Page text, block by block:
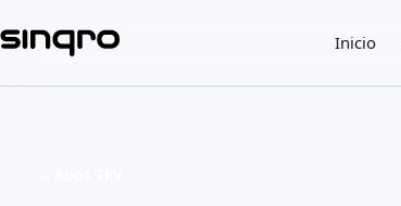
Inicio